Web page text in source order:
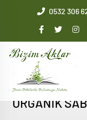
0532 306
ORGANİK